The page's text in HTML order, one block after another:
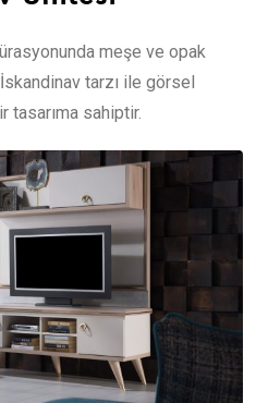
meşe ve opak
tarzı ile görsel
tasarıma sahiptir.